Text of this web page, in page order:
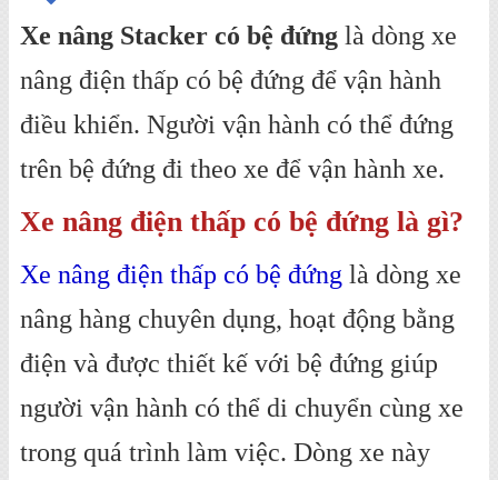
Xe nâng Stacker có bệ đứng là dòng xe
nâng điện thấp có bệ đứng để vận hành
điều khiển. Người vận hành có thể đứng
trên bệ đứng đi theo xe để vận hành xe.
Xe nâng điện thấp có bệ đứng là gì?
Xe nâng điện thấp có bệ đứng là dòng xe
nâng hàng chuyên dụng, hoạt động bằng
điện và được thiết kế với bệ đứng giúp
người vận hành có thể di chuyển cùng xe
trong quá trình làm việc. Dòng xe này